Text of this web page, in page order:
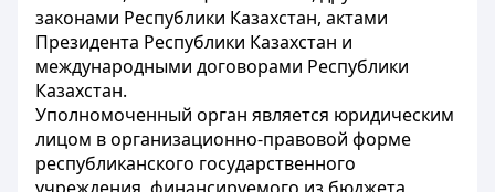
законами Республики Казахстан, актами
Президента Республики Казахстан и
международными договорами Республики
Казахстан.
Уполномоченный орган является юридическим
лицом в организационно-правовой форме
республиканского государственного